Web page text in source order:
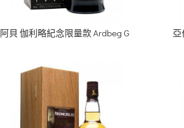
阿貝 伽利略紀念限量款 Ardbeg G